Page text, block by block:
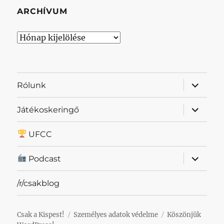
ARCHÍVUM
Archívum
Rólunk
almenü
Játékoskeringő
almenü
UFCC
Podcast
almenü
/r/csakblog
Csak a Kispest! Személyes adatok védelme
Köszönjük